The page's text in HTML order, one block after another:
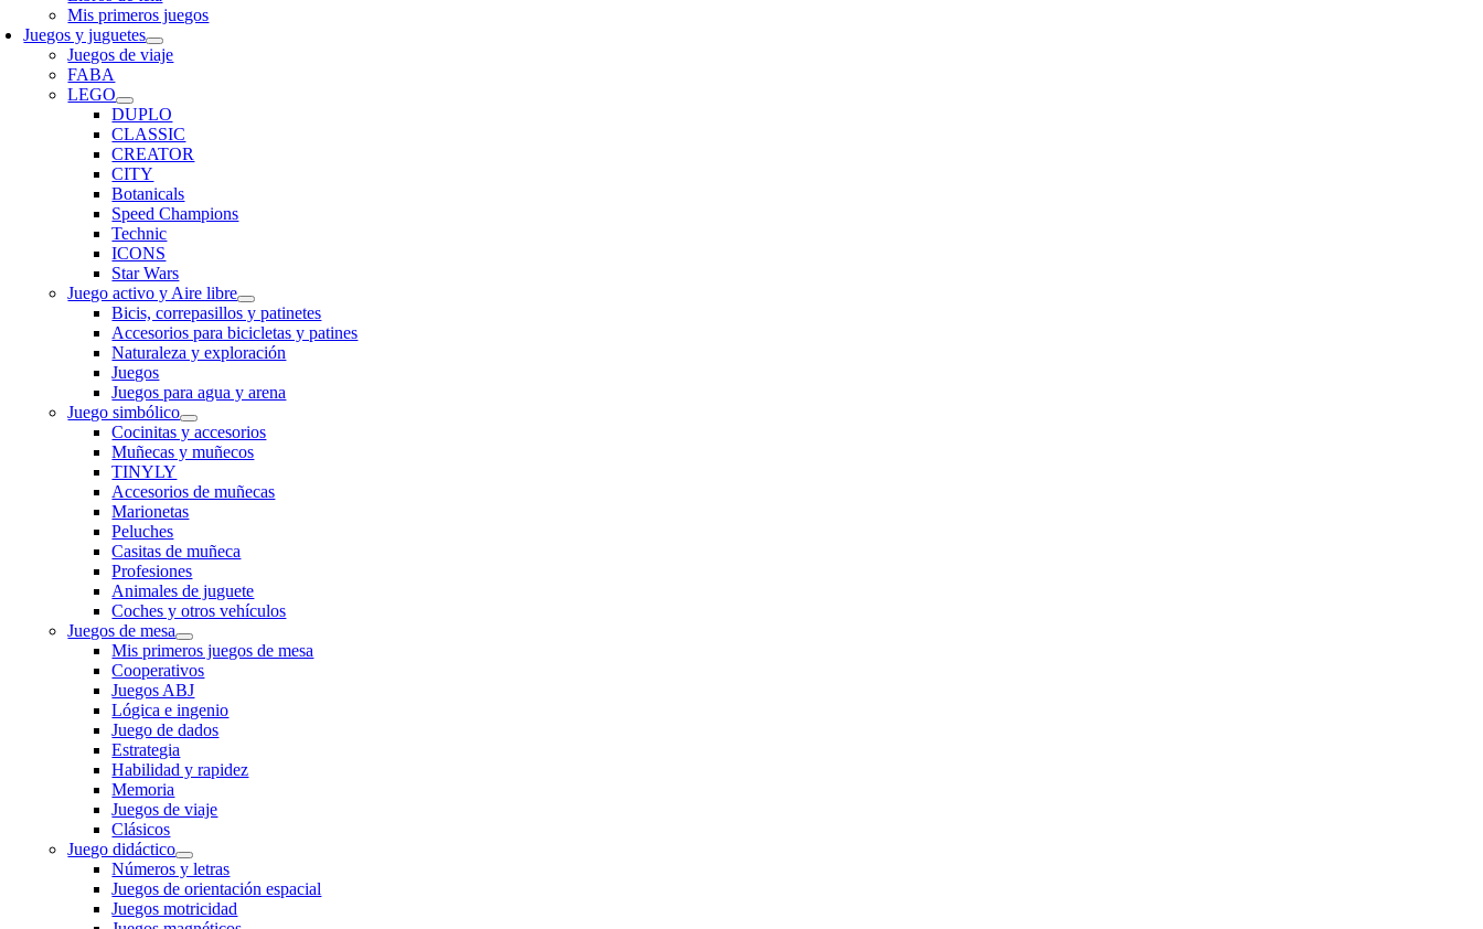
Mis primeros juegos
Juegos y juguetes
Juegos de viaje
FABA
LEGO
DUPLO
CLASSIC
CREATOR
CITY
Botanicals
Speed Champions
Technic
ICONS
Star Wars
Juego activo y Aire libre
Bicis, correpasillos y patinetes
Accesorios para bicicletas y patines
Naturaleza y exploración
Juegos
Juegos para agua y arena
Juego simbólico
Cocinitas y accesorios
Muñecas y muñecos
TINYLY
Accesorios de muñecas
Marionetas
Peluches
Casitas de muñeca
Profesiones
Animales de juguete
Coches y otros vehículos
Juegos de mesa
Mis primeros juegos de mesa
Cooperativos
Juegos ABJ
Lógica e ingenio
Juego de dados
Estrategia
Habilidad y rapidez
Memoria
Juegos de viaje
Clásicos
Juego didáctico
Números y letras
Juegos de orientación espacial
Juegos motricidad